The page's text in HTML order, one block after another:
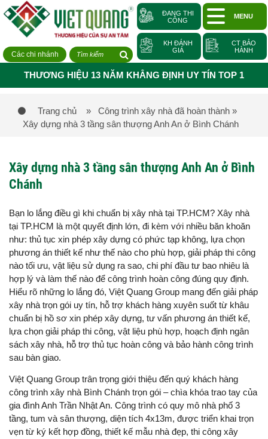
Các chi nhánh
ĐANG THI
CÔNG
MENU
KH ĐÁNH
GIÁ
CT BẢO
HÀNH
THƯƠNG HIỆU 13 NĂM KHẲNG ĐỊNH UY TÍN TOP 1
Trang chủ » Công trình xây nhà đã hoàn thành »
Xây dựng nhà 3 tầng sân thượng Anh An ở Bình Chánh
Xây dựng nhà 3 tầng sân thượng Anh An ở Bình
Chánh
Bạn lo lắng điều gì khi chuẩn bị xây nhà tại TP.HCM? Xây nhà
tại TP.HCM là một quyết định lớn, đi kèm với nhiều băn khoăn
như: thủ tục xin phép xây dựng có phức tạp không, lựa chọn
phương án thiết kế như thế nào cho phù hợp, giải pháp thi công
nào tối ưu, vật liệu sử dụng ra sao, chi phí đầu tư bao nhiêu là
hợp lý và làm thế nào để công trình hoàn công đúng quy định.
Hiểu rõ những lo lắng đó, Việt Quang Group mang đến giải pháp
xây nhà trọn gói uy tín, hỗ trợ khách hàng xuyên suốt từ khâu
chuẩn bị hồ sơ xin phép xây dựng, tư vấn phương án thiết kế,
lựa chọn giải pháp thi công, vật liệu phù hợp, hoạch định ngân
sách xây nhà, hỗ trợ thủ tục hoàn công và bảo hành công trình
sau bàn giao.
Việt Quang Group trân trọng giới thiệu đến quý khách hàng
công trình xây nhà Bình Chánh trọn gói – chìa khóa trao tay của
gia đình Anh Trần Nhật An. Công trình có quy mô nhà phố 3
tầng, tum và sân thượng, diện tích 4x13m, được triển khai trọn
vẹn từ ký kết hợp đồng, thiết kế mẫu nhà đẹp, thi công xây